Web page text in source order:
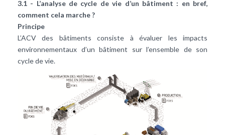
3.1 - L’analyse de cycle de vie d’un bâtiment : en bref,
comment cela marche ?
Principe
L’ACV des bâtiments consiste à évaluer les impacts
environnementaux d’un bâtiment sur l’ensemble de son
cycle de vie.